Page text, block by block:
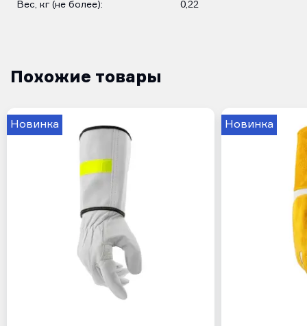
Вес, кг (не более): 0,22
Похожие товары
Новинка Новинка